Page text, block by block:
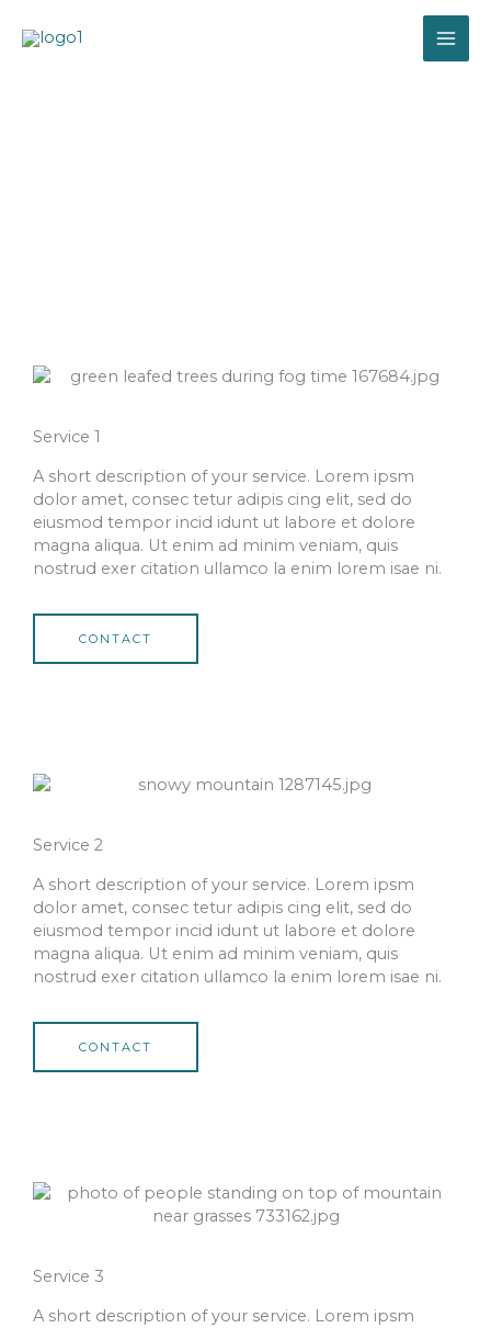
Service 1
A short description of your service. Lorem ipsm
dolor amet, consec tetur adipis cing elit, sed do
eiusmod tempor incid idunt ut labore et dolore
magna aliqua. Ut enim ad minim veniam, quis
nostrud exer citation ullamco la enim lorem isae ni.
CONTACT
Service 2
A short description of your service. Lorem ipsm
dolor amet, consec tetur adipis cing elit, sed do
eiusmod tempor incid idunt ut labore et dolore
magna aliqua. Ut enim ad minim veniam, quis
nostrud exer citation ullamco la enim lorem isae ni.
CONTACT
Service 3
A short description of your service. Lorem ipsm